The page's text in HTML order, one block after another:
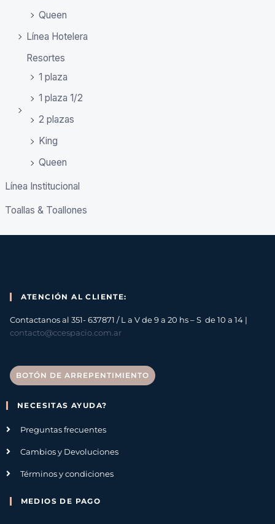
Queen
Línea Hotelera
Resortes
1 plaza
1 plaza 1/2
2 plazas
King
Queen
Línea Institucional
Toallas & Toallones
ATENCIÓN AL CLIENTE:
Contactanos al 351- 637871 / L a V de 9 a 20 hs – S de 10 a 14 |
contacto@ccespacio.com.ar
BOTÓN DE ARREPENTIMIENTO
NECESITAS AYUDA?
Preguntas frecuentes
Cambios y Devoluciones
Términos y condiciones
MEDIOS DE PAGO